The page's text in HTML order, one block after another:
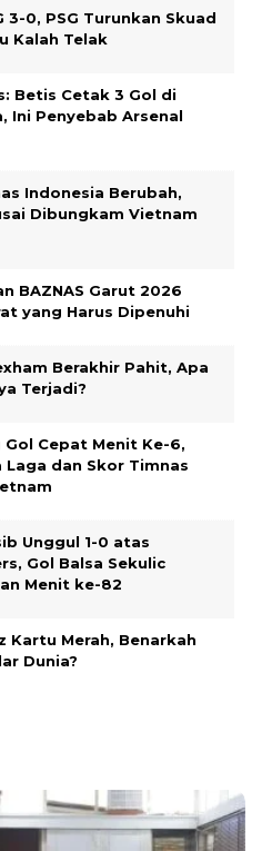
3-0, PSG Turunkan Skuad
Kalah Telak
Betis Cetak 3 Gol di
Ini Penyebab Arsenal
Indonesia Berubah,
Dibungkam Vietnam
BAZNAS Garut 2026
yang Harus Dipenuhi
Berakhir Pahit, Apa
Terjadi?
Gol Cepat Menit Ke-6,
Laga dan Skor Timnas
Unggul 1-0 atas
Gol Balsa Sekulic
Menit ke-82
Kartu Merah, Benarkah
Dunia?